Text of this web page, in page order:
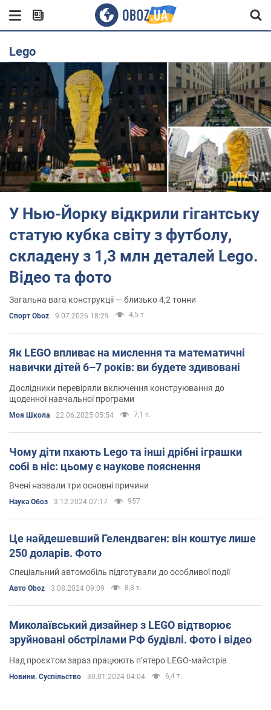
Lego
У Нью-Йорку відкрили гігантську
статую кубка світу з футболу,
складену з 1,3 млн деталей Lego.
Відео та фото
Загальна вага конструкції — близько 4,2 тонни
Спорт Oboz 9.07.2026 18:29 4,5 т.
Як LEGO впливає на мислення та математичні
навички дітей 6–7 років: ви будете здивовані
Дослідники перевіряли включення конструювання до
щоденної навчальної програми
Моя Школа 22.06.2025 05:54 7,1 т.
Чому діти пхають Lego та інші дрібні іграшки
собі в ніс: цьому є наукове пояснення
Вчені назвали три основні причини
Наука Обоз 3.12.2024 07:17 957
Це найдешевший Гелендваген: він коштує лише
250 доларів. Фото
Спеціальний автомобіль підготували до особливої події
Авто Oboz 3.08.2024 09:09 8,8 т.
Миколаївський дизайнер з LEGO відтворює
зруйновані обстрілами РФ будівлі. Фото і відео
Над проєктом зараз працюють пʼятеро LEGO-майстрів
Новини. Суспільство 30.01.2024 04:04 6,4 т.